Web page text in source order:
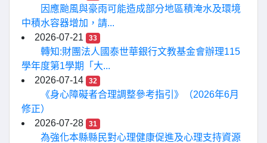
因應颱風與豪雨可能造成部分地區積淹水及環境
中積水容器增加，請...
2026-07-21
33
轉知:財團法人國泰世華銀行文教基金會辦理115
學年度第1學期「大...
2026-07-14
32
《身心障礙者合理調整參考指引》（2026年6月
修正）
2026-07-28
31
為強化本縣縣民對心理健康促進及心理支持資源